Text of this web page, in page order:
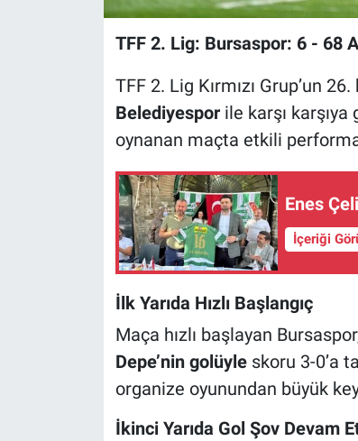
TFF 2. Lig: Bursaspor: 6 - 68
TFF 2. Lig Kırmızı Grup’un
Belediyesporile karşı karşıya
oynanan maçta etkili
Enes
İçeriği
İlk Yarıda Hızlı Başlangıç
Maça hızlı başlayan
Depe’nin golüyleskoru 3-0’a
organize oyunundan büyük
İkinci Yarıda Gol Şov Devam
Magazin
Nöbetçi Eczaneler